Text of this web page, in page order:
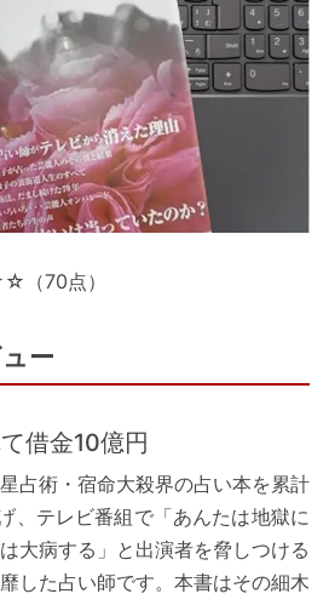
（70点）
ー
借金10億円
占術・宿命大殺界の占い本を累計
、テレビ番組で「あんたは地獄に
大病する」と出演者を脅しつける
した占い師です。本書はその細木